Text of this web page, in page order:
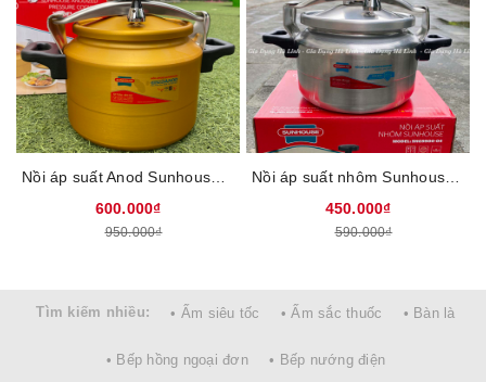
Nồi áp suất nhôm SUNHOUSE SHG9900-06với thiết kế nhôm
nguyên chất dày dặn, nắp nồi kín khít giúp thức ăn được nấu chín
nhanh chóng dưới nhiệt độ và áp suất cao, vừa nhanh chóng mà
vẫn đảm bảo được yếu tố ngon - dinh dưỡng.
Đặc biệt với chất liệu nhôm nguyên chất được đánh bóng có độ
600.000₫
950.000₫
450.000₫
590.000₫
Tìm kiếm nhiều: • Ấm siêu tốc • Ấm sắc thuốc • Bàn là
• Bếp hồng ngoại đơn • Bếp nướng điện